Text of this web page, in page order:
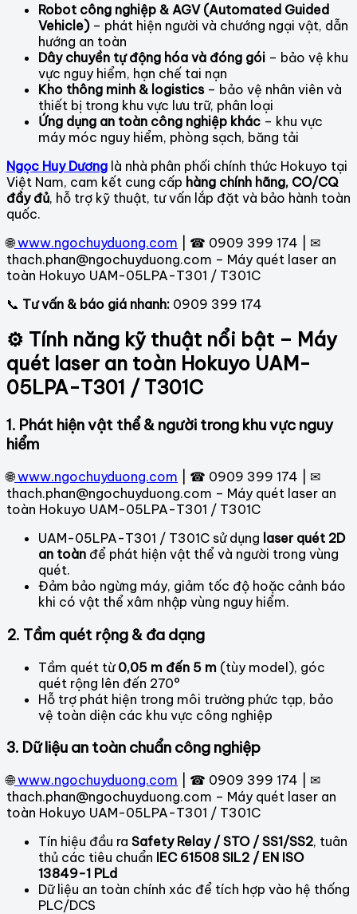
Robot công nghiệp & AGV (Automated Guided
Vehicle)– phát hiện người và chướng ngại vật, dẫn
hướng an toàn
Dây chuyền tự động hóa và đóng gói – bảo vệ khu
vực nguy hiểm, hạn chế tai nạn
Kho thông minh & logistics– bảo vệ nhân viên và
thiết bị trong khu vực lưu trữ, phân loại
Ứng dụng an toàn công nghiệp khác – khu vực
máy móc nguy hiểm, phòng sạch, băng tải
Ngọc Huy Dương là nhà phân phối chính thức Hokuyo tại
Việt Nam, cam kết cung cấp hàng chính hãng, CO/CQ
đầy đủ, hỗ trợ kỹ thuật, tư vấn lắp đặt và bảo hành toàn
quốc.
🌐 www.ngochuyduong.com | ☎ 0909 399 174 | ✉
thach.phan@ngochuyduong.com – Máy quét laser an
toàn Hokuyo UAM-05LPA-T301 / T301C
📞 Tư vấn & báo giá nhanh: 0909 399 174
⚙ Tính năng kỹ thuật nổi bật – Máy
quét laser an toàn Hokuyo UAM-
05LPA-T301 / T301C
1. Phát hiện vật thể & người trong khu vực nguy
hiểm
🌐 www.ngochuyduong.com | ☎ 0909 399 174 | ✉
thach.phan@ngochuyduong.com – Máy quét laser an
toàn Hokuyo UAM-05LPA-T301 / T301C
UAM-05LPA-T301 / T301C sử dụng laser quét 2D
an toàn để phát hiện vật thể và người trong vùng
quét.
Đảm bảo ngừng máy, giảm tốc độ hoặc cảnh báo
khi có vật thể xâm nhập vùng nguy hiểm.
2. Tầm quét rộng & đa dạng
Tầm quét từ 0,05 m đến 5 m (tùy model), góc
quét rộng lên đến 270°
Hỗ trợ phát hiện trong môi trường phức tạp, bảo
vệ toàn diện các khu vực công nghiệp
3. Dữ liệu an toàn chuẩn công nghiệp
🌐 www.ngochuyduong.com | ☎ 0909 399 174 | ✉
thach.phan@ngochuyduong.com – Máy quét laser an
toàn Hokuyo UAM-05LPA-T301 / T301C
Tín hiệu đầu ra Safety Relay / STO / SS1/SS2, tuân
thủ các tiêu chuẩn IEC 61508 SIL2 / EN ISO
13849-1 PLd
Dữ liệu an toàn chính xác để tích hợp vào hệ thống
PLC/DCS